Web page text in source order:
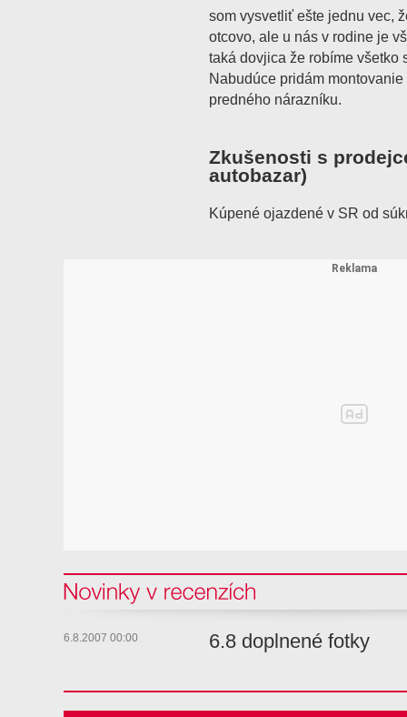
som vysvetliť ešte jednu vec,
otcovo, ale u nás v rodine je
taká dovjica že robíme všetko
Nabudúce pridám
predného nárazníku.
Zkušenosti s
autobazar)
Kúpené ojazdené v SR od
Novinky v recenzi
6.8.2007 00:00 6.8 doplnené fotky